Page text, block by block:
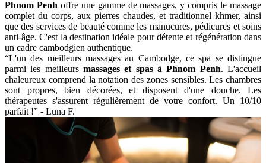
Phnom Penh offre une gamme de massages, y compris le massage
complet du corps, aux pierres chaudes, et traditionnel khmer, ainsi
que des services de beauté comme les manucures, pédicures et soins
anti-âge. C'est la destination idéale pour détente et régénération dans
un cadre cambodgien authentique.
“L'un des meilleurs massages au Cambodge, ce spa se distingue
parmi les meilleurs massages et spas à Phnom Penh. L'accueil
chaleureux comprend la notation des zones sensibles. Les chambres
sont propres, bien décorées, et disposent d'une douche. Les
thérapeutes s'assurent régulièrement de votre confort. Un 10/10
parfait !” - Luna F.